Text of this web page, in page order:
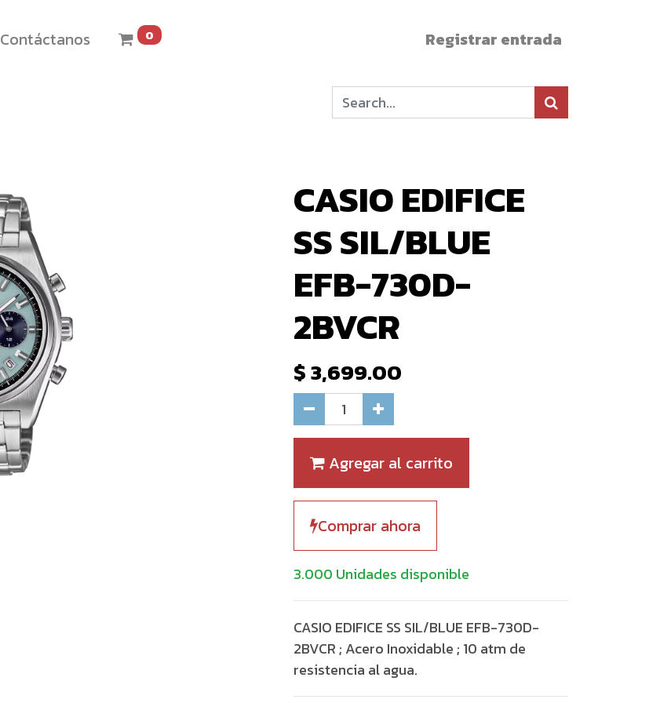
Contáctanos 0 Registrar entrada
CASIO EDIFICE
SS SIL/BLUE
EFB-730D-
2BVCR
$3,699.00
Agregar al carrito
Comprar ahora
3.000 Unidades disponible
CASIO EDIFICE SS SIL/BLUE EFB-730D-
2BVCR ; Acero Inoxidable ; 10 atm de
resistencia al agua.